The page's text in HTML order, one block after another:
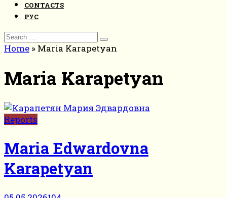
CONTACTS
РУС
Search
for:
Home » Maria Karapetyan
Maria Karapetyan
Reports
Maria Edwardovna
Karapetyan